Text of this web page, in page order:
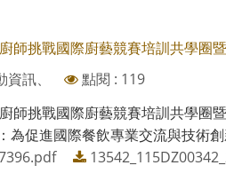
師挑戰國際廚藝競賽培訓共學圈
訊、
點閱 : 119
師挑戰國際廚藝競賽培訓共學圈
為促進國際餐飲專業交流與技術